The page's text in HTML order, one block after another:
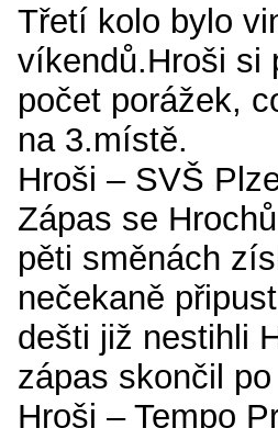
Třetí kolo bylo
víkendů.Hroši si
počet porážek,
na 3.místě.
Hroši – SVŠ
Zápas se
pěti směnách
nečekaně
dešti již nestihli
zápas skončil
Hroši – Tempo